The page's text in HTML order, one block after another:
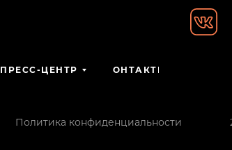
Политика конфиденциальности
ПРЕСС-ЦЕНТР КОНТАКТЫ